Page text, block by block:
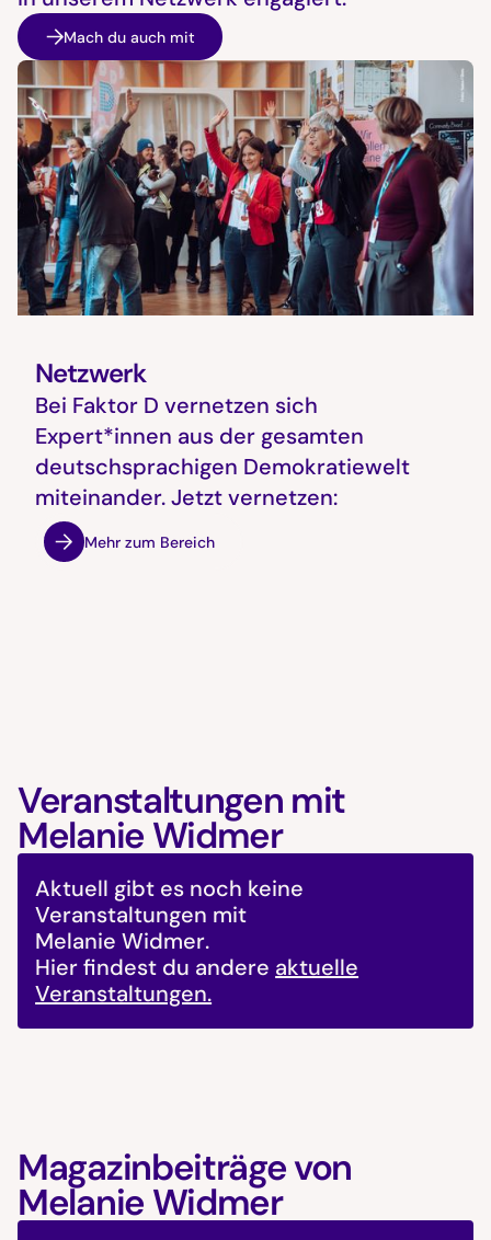
Mach du auch mit
Netzwerk
Bei Faktor D vernetzen sich
Expert*innen aus der gesamten
deutschsprachigen Demokratiewelt
miteinander. Jetzt vernetzen:
Mehr zum Bereich
Veranstaltungen mit
Melanie Widmer
Aktuell gibt es noch keine
Veranstaltungen mit
Melanie Widmer.
Hier findest du andere aktuelle
Veranstaltungen.
Magazinbeiträge von
Melanie Widmer